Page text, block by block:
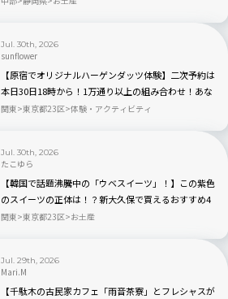
Jul. 30th, 2026
sunflower
【原宿でオリジナルハーゲンダッツ体験】二次予約は
本日30日18時から！1万通り以上の組み合わせ！あな
ただけのアイスクリームが作れるポップアップイベン
関東 東京都23区 体験・アクティビティ
Jul. 30th, 2026
たこゆら
【韓国で話題沸騰中の「ウベスイーツ」！】この紫色
のスイーツの正体は！？新大久保で買えるおすすめ4
選を実食レビュー
関東 東京都23区 お土産
Jul. 29th, 2026
Mari.M
【千駄木の古民家カフェ「雨音茶寮」とフレシャスが